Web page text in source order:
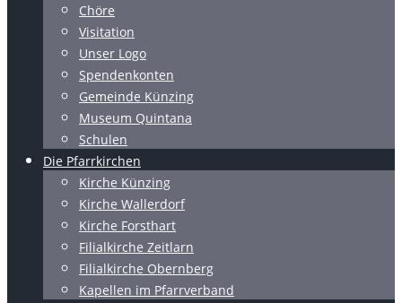
Chöre
Visitation
Unser Logo
Spendenkonten
Gemeinde Künzing
Museum Quintana
Schulen
Die Pfarrkirchen
Kirche Künzing
Kirche Wallerdorf
Kirche Forsthart
Filialkirche Zeitlarn
Filialkirche Obernberg
Kapellen im Pfarrverband